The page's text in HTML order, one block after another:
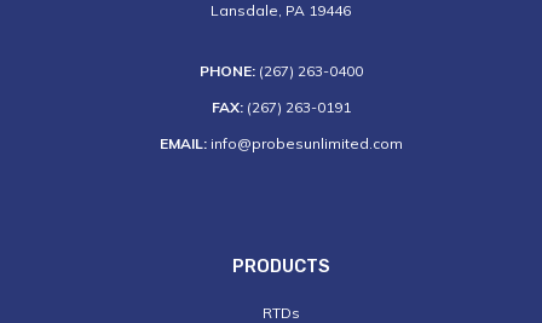
Lansdale, PA 19446
PHONE: (267) 263-0400
FAX: (267) 263-0191
EMAIL: info@probesunlimited.com
PRODUCTS
RTDs